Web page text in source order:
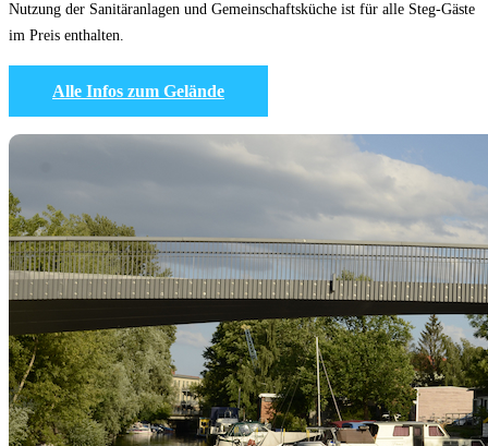
Nutzung der Sanitäranlagen und Gemeinschaftsküche ist für alle Steg-Gäste
im Preis enthalten.
Alle Infos zum Gelände